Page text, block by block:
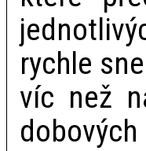
rychle
víc než